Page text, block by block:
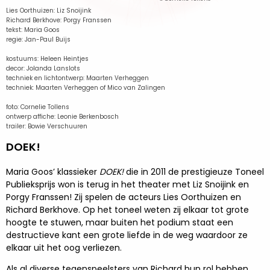
Lies Oorthuizen: Liz Snoijink
Richard Berkhove: Porgy Franssen
tekst: Maria Goos
regie: Jan-Paul Buijs
kostuums: Heleen Heintjes
decor: Jolanda Lanslots
techniek en lichtontwerp: Maarten Verheggen
techniek: Maarten Verheggen of Mico van Zalingen
foto: Cornelie Tollens
ontwerp affiche: Leonie Berkenbosch
trailer: Bowie Verschuuren
DOEK!
Maria Goos’ klassieker DOEK!die in 2011 de prestigieuze Toneel
Publieksprijs won is terug in het theater met Liz Snoijink en
Porgy Franssen! Zij spelen de acteurs Lies Oorthuizen en
Richard Berkhove. Op het toneel weten zij elkaar tot grote
hoogte te stuwen, maar buiten het podium staat een
destructieve kant een grote liefde in de weg waardoor ze
elkaar uit het oog verliezen.